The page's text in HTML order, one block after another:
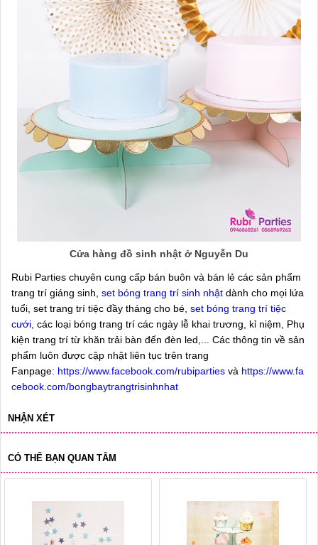
Cửa hàng đồ sinh nhật ở Nguyễn Du
Rubi Parties chuyên cung cấp bán buôn và bán lẻ các sản phẩm
trang trí giáng sinh, set bóng trang trí sinh nhật dành cho mọi lứa
tuổi, set trang trí tiệc đầy tháng cho bé, set bóng trang trí tiệc
cưới , các loại bóng trang trí các ngày lễ khai trương, kỉ niệm, Phụ
kiện trang trí từ khăn trải bàn đến đèn led,... Các thông tin về sản
phẩm luôn được cập nhật liên tục trên trang
Fanpage: https://www.facebook.com/rubiparties và https://www.fa
cebook.com/bongbaytrangtrisinhnhat
NHẬN XÉT
CÓ THỂ BẠN QUAN TÂM